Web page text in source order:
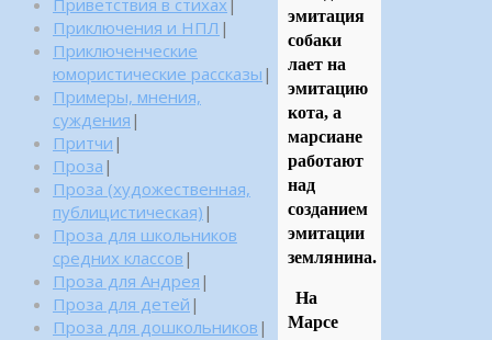
эмитация
собаки
лает на
эмитацию
кота, а
марсиане
работают
над
созданием
эмитации
землянина.
На
Марсе
Приветствия в стихах
Приключения и НПЛ |
Приключенческие
юмористические рассказы |
Примеры, мнения,
суждения |
Притчи |
Проза |
Проза (художественная,
публицистическая) |
Проза для школьников
средних классов |
Проза для Андрея |
Проза для детей |
Проза для дошкольников |